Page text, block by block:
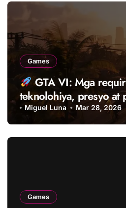
Games
GTA VI: Mga
teknolohiya, presyo at
paglabas ng pinaka-
Miguel Luna Mar 28, 2026
Games